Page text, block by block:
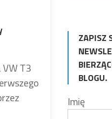
T3
ZAPISZ
BLOGU.
Imię